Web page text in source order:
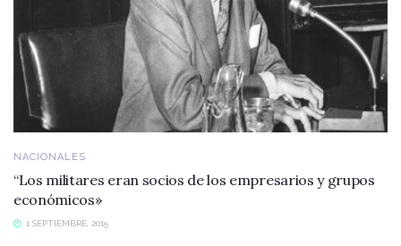
NACIONALES
“Los militares eran socios de los empresarios y grupos
económicos»
1 SEPTIEMBRE, 2015